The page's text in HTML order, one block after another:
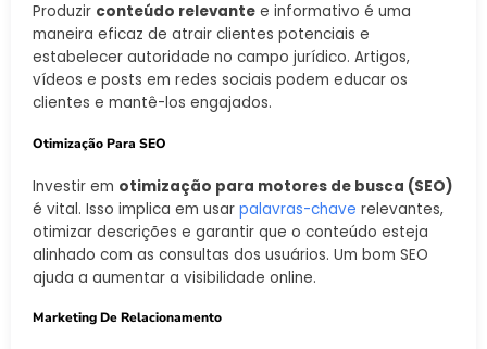
Produzir conteúdo relevante e informativo é uma
maneira eficaz de atrair clientes potenciais e
estabelecer autoridade no campo jurídico. Artigos,
vídeos e posts em redes sociais podem educar os
clientes e mantê-los engajados.
Otimização Para SEO
Investir em otimização para motores de busca (SEO)
é vital. Isso implica em usar palavras-chave relevantes,
otimizar descrições e garantir que o conteúdo esteja
alinhado com as consultas dos usuários. Um bom SEO
ajuda a aumentar a visibilidade online.
Marketing De Relacionamento